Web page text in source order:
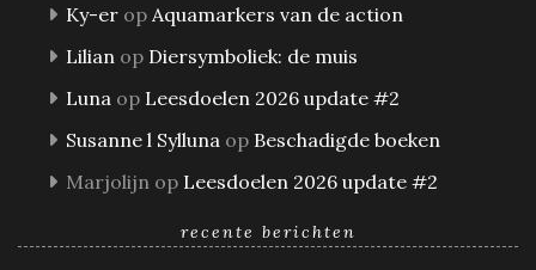
Ky-er op Aquamarkers van de action
Lilian op Diersymboliek: de muis
Luna op Leesdoelen 2026 update #2
Susanne l Sylluna op Beschadigde boeken
Marjolijn op Leesdoelen 2026 update #2
recente berichten